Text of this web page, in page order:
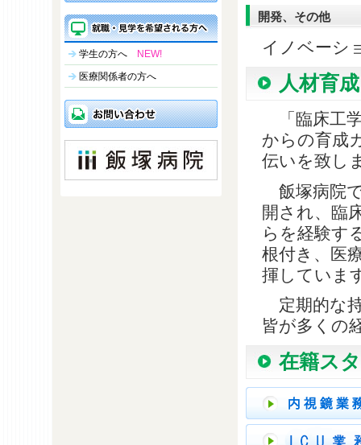
学生の方へ NEW!
医療関係者の方へ
開発、その他
イノベーシ
人材育
「臨床工
からの育成
伝いを致し
飯塚病院
開され、臨
らを経験す
根付き、医
揮していま
定期的な
皆が多くの
在籍ス